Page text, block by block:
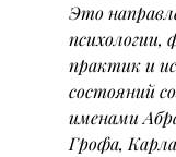
Это
психологии,
практик и
состояний
именами
Грофа,